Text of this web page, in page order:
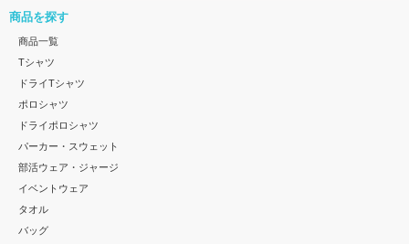
商品を探す
商品一覧
Tシャツ
ドライTシャツ
ポロシャツ
ドライポロシャツ
パーカー・スウェット
部活ウェア・ジャージ
イベントウェア
タオル
バッグ